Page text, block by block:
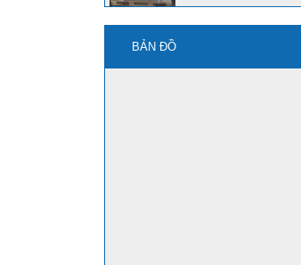
Quảng Nam bán Kbr,
BẢN ĐỒ